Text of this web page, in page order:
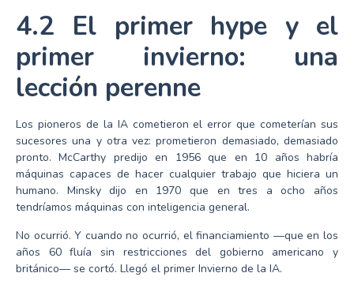
4.2 El primer hype y el
primer invierno: una
lección perenne
Los pioneros de la IA cometieron el error que cometerían sus
sucesores una y otra vez: prometieron demasiado, demasiado
pronto. McCarthy predijo en 1956 que en 10 años habría
máquinas capaces de hacer cualquier trabajo que hiciera un
humano. Minsky dijo en 1970 que en tres a ocho años
tendríamos máquinas con inteligencia general.
No ocurrió. Y cuando no ocurrió, el financiamiento —que en los
años 60 fluía sin restricciones del gobierno americano y
británico— se cortó. Llegó el primer Invierno de la IA.